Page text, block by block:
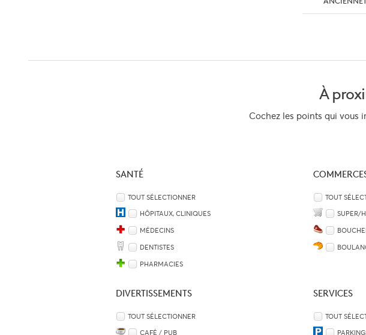
À
Cochez les points qui vous
SANTÉ
TOUT SÉLECTIONNER
HÔPITAUX, CLINIQUES
MÉDECINS
DENTISTES
PHARMACIES
TOUT
SUPER/
DIVERTISSEMENTS
TOUT SÉLECTIONNER
CAFÉ / PUB
SERVICES
TOUT